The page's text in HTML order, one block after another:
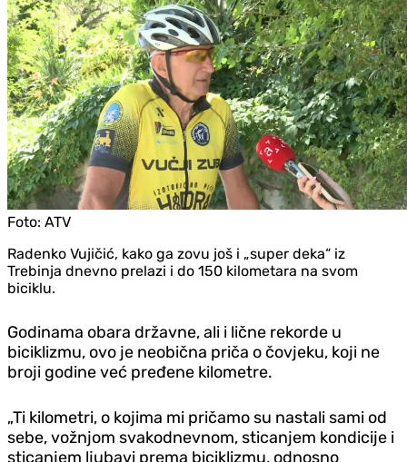
Foto: ATV
Radenko Vujičić, kako ga zovu još i „super deka“ iz
Trebinja dnevno prelazi i do 150 kilometara na svom
biciklu.
Godinama obara državne, ali i lične rekorde u
biciklizmu, ovo je neobična priča o čovjeku, koji ne
broji godine već pređene kilometre.
„Ti kilometri, o kojima mi pričamo su nastali sami od
sebe, vožnjom svakodnevnom, sticanjem kondicije i
sticanjem ljubavi prema biciklizmu, odnosno